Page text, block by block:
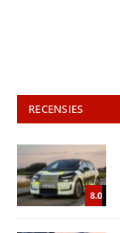
RECENSIES
8.0